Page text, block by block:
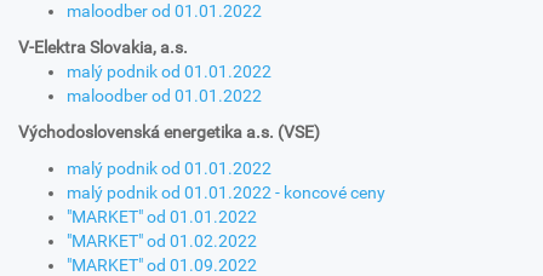
maloodber od 01.01.2022
V-Elektra Slovakia, a.s.
malý podnik od 01.01.2022
maloodber od 01.01.2022
Východoslovenská energetika a.s. (VSE)
malý podnik od 01.01.2022
malý podnik od 01.01.2022 - koncové ceny
"MARKET" od 01.01.2022
"MARKET" od 01.02.2022
"MARKET" od 01.09.2022